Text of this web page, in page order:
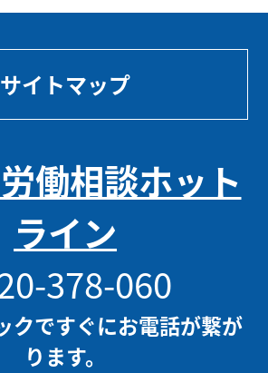
サイトマップ
働相談ホット
ライン
378-060
クですぐにお電話が繋が
ります。